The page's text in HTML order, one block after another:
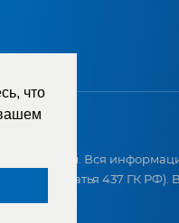
что
защищены. Вся
(статья 437 ГК